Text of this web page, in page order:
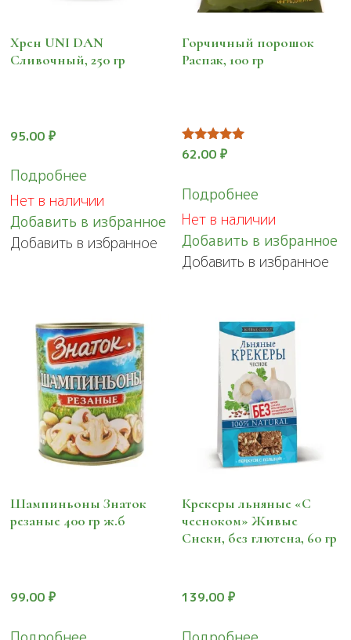
Хрен UNI DAN
Сливочный, 250 гр
95.00 ₽
Подробнее
Нет в наличии
Добавить в избранное
Добавить в избранное
Горчичный порошок
Распак, 100 гр
Оценка
62.00₽
Подробнее
Нет в наличии
Добавить в избранное
Добавить в избранное
Шампиньоны Знаток
резаные 400 гр ж.б
99.00 ₽
Крекеры льняные «С
чесноком» Живые
Снеки, без глютена, 60 гр
139.00₽